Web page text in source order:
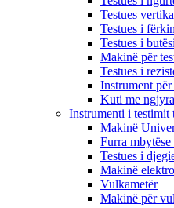
Testues
Testues i
Testues i
Makinë për
Testues i
Instrument
Kuti me
Instrumenti i testimit
Makinë
Furra mbytëse
Testues i
Makinë
Vulkametër
Makinë për